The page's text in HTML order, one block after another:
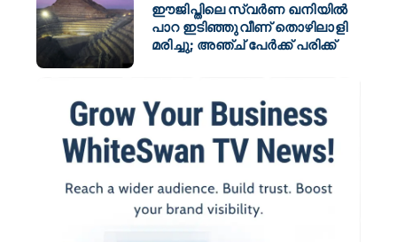
ഈജിപ്തിലെ സ്വർണ ഖനിയിൽ
പാറ ഇടിഞ്ഞുവീണ് തൊഴിലാളി
മരിച്ചു; അഞ്ച് പേർക്ക് പരിക്ക്